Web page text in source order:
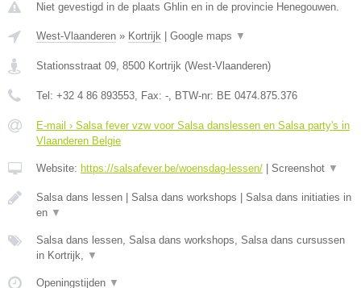
Niet gevestigd in de plaats Ghlin en in de provincie Henegouwen.
West-Vlaanderen » Kortrijk Google maps ▼
Stationsstraat 09, 8500 Kortrijk (West-Vlaanderen)
Tel: +32 4 86 893553, Fax: -, BTW-nr: BE 0474.875.376
E-mail › Salsa fever vzw voor Salsa danslessen en Salsa party's in
Vlaanderen Belgie
Website: https://salsafever.be/woensdag-lessen/ Screenshot ▼
Salsa dans lessen | Salsa dans workshops | Salsa dans initiaties in
en ▼
Salsa dans lessen, Salsa dans workshops, Salsa dans cursussen
in Kortrijk, ▼
Openingstijden ▼